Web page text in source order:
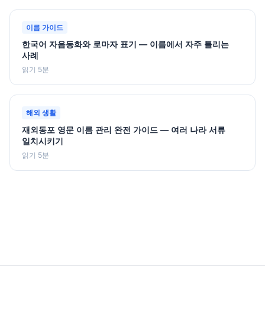
이름 가이드
한국어 자음동화와 로마자 표기 — 이름에서 자주 틀리는
사례
읽기 5분
해외 생활
재외동포 영문 이름 관리 완전 가이드 — 여러 나라 서류
일치시키기
읽기 5분